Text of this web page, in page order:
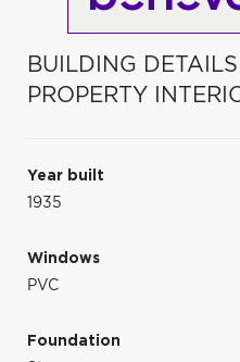
BUILDING
PROPERTY
Year built
1935
Windows
PVC
Foundation